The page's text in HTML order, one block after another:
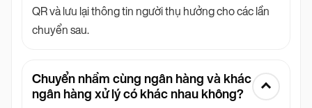
QR và lưu lại thông tin người thụ hưởng cho các lần
chuyển sau.
Chuyển nhầm cùng ngân hàng và khác
ngân hàng xử lý có khác nhau không?